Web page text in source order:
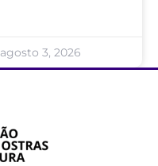
agosto 3, 2026